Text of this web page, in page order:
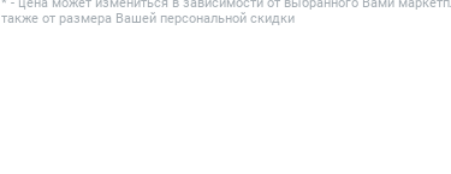
также от размера Вашей персональной скидки